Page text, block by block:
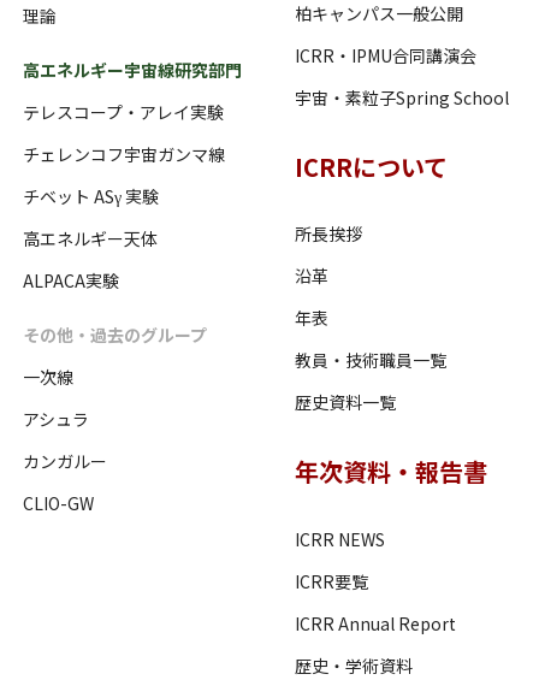
理論
高エネルギー宇宙線研究部門
テレスコープ・アレイ実験
チェレンコフ宇宙ガンマ線
チベット ASγ 実験
高エネルギー天体
ALPACA実験
その他・過去のグループ
一次線
アシュラ
カンガルー
CLIO-GW
柏キャンパス一般公開
ICRR・IPMU合同講演会
宇宙・素粒子Spring School
ICRRについて
所長挨拶
沿革
年表
教員・技術職員一覧
歴史資料一覧
年次資料・報告書
ICRR NEWS
ICRR要覧
ICRR Annual Report
歴史・学術資料